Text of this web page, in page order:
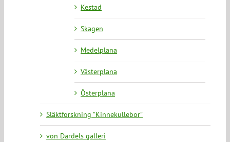
Kestad
Skagen
Medelplana
Västerplana
Österplana
Släktforskning ”Kinnekullebor”
von Dardels galleri